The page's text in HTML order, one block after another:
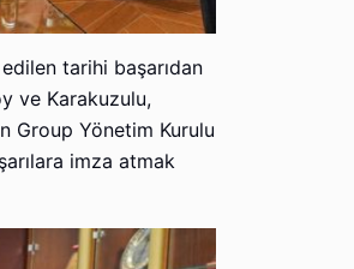
tarihi başarıdan
ve Karakuzulu,
Group Yönetim Kurulu
imza atmak